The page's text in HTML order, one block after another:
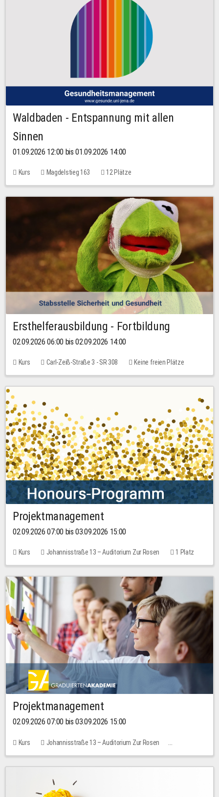
Waldbaden - Entspannung mit allen
Sinnen
01.09.2026 12:00 bis 01.09.2026 14:00
Kurs Magdelstieg 163 12 Plätze
Ersthelferausbildung - Fortbildung
02.09.2026 06:00 bis 02.09.2026 14:00
Kurs Carl-Zeiß-Straße 3 - SR 308 Keine freien Plätze
Projektmanagement
02.09.2026 07:00 bis 03.09.2026 15:00
Kurs Johannisstraße 13 – Auditorium Zur Rosen 1 Platz
Projektmanagement
02.09.2026 07:00 bis 03.09.2026 15:00
Kurs
Johannisstraße 13 – Auditorium Zur Rosen
Keine freien Plätze
30,00 EUR